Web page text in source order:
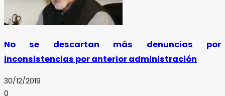
No se descartan más denuncias por
inconsistencias por anterior administración
30/12/2019
0